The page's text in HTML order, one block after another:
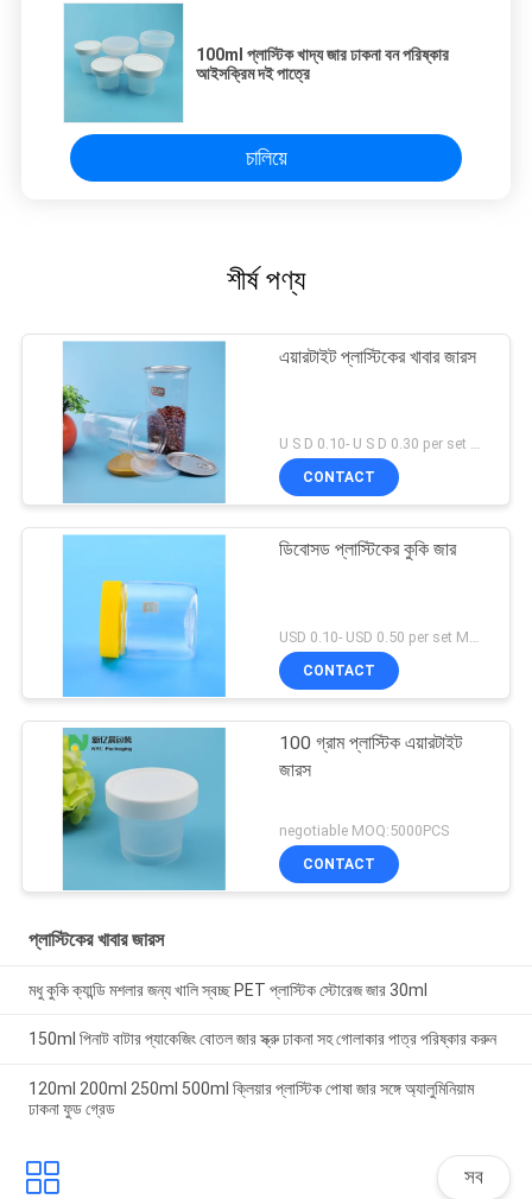
100ml প্লাস্টিক খাদ্য জার ঢাকনা বন পরিষ্কার
আইসক্রিম দই পাত্রে
চালিয়ে
শীর্ষ পণ্য
এয়ারটাইট প্লাস্টিকের খাবার জারস
U S D 0.10- U S D 0.30 per set MOQ:5000 এসইটি
CONTACT
ডিবোসড প্লাস্টিকের কুকি জার
CONTACT
100 গ্রাম প্লাস্টিক এয়ারটাইট
জারস
negotiable MOQ:5000PCS
CONTACT
প্লাস্টিকের খাবার জারস
মধু কুকি ক্যান্ডি মশলার জন্য খালি স্বচ্ছ PET প্লাস্টিক স্টোরেজ জার 30ml
150ml পিনাট বাটার প্যাকেজিং বোতল জার স্ক্রু ঢাকনা সহ গোলাকার পাত্র পরিষ্কার করুন
120ml 200ml 250ml 500ml ক্লিয়ার প্লাস্টিক পোষা জার সঙ্গে অ্যালুমিনিয়াম
ঢাকনা ফুড গ্রেড
সব